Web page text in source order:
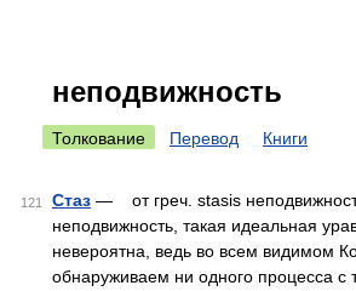
неподвижность
Толкование Перевод Книги
121 Стаз — от греч. stasis
неподвижность, такая идеальная
невероятна, ведь во всем видимом
обнаруживаем ни одного процесса с